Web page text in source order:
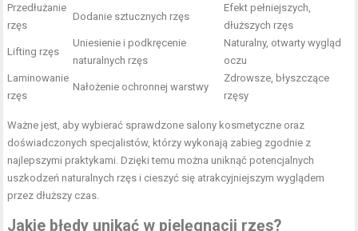
Przedłużanie
rzęs
Dodanie sztucznych rzęs
Efekt pełniejszych,
dłuższych rzęs
Lifting rzęs
Uniesienie i podkręcenie
naturalnych rzęs
Naturalny, otwarty wygląd
oczu
Laminowanie
rzęs
Nałożenie ochronnej warstwy
Zdrowsze, błyszczące
rzęsy
Ważne jest, aby wybierać sprawdzone salony kosmetyczne oraz
doświadczonych specjalistów, którzy wykonają zabieg zgodnie z
najlepszymi praktykami. Dzięki temu można uniknąć potencjalnych
uszkodzeń naturalnych rzęs i cieszyć się atrakcyjniejszym wyglądem
przez dłuższy czas.
Jakie błędy unikać w pielęgnacji rzęs?